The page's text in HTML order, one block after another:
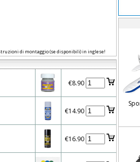
di montaggio (se disponibili) in inglese!
€8.90
€14.90
€16.90